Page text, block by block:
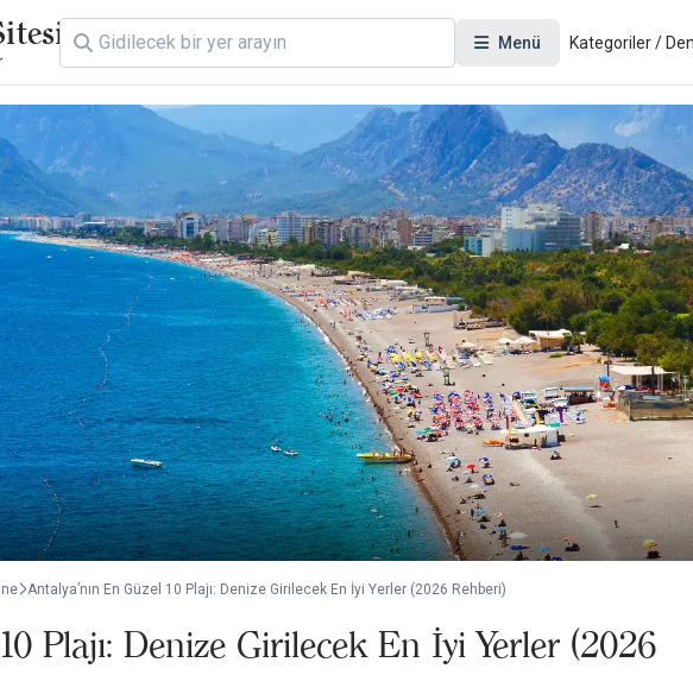
Menü Kategoriler /
Antalya’nın En Güzel 10 Plajı: Denize Girilecek En İyi Yerler (2026 Rehberi)
Plajı: Denize Girilecek En İyi Yerler (2026